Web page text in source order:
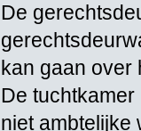
De
kan gaan over
De
niet ambtelijke